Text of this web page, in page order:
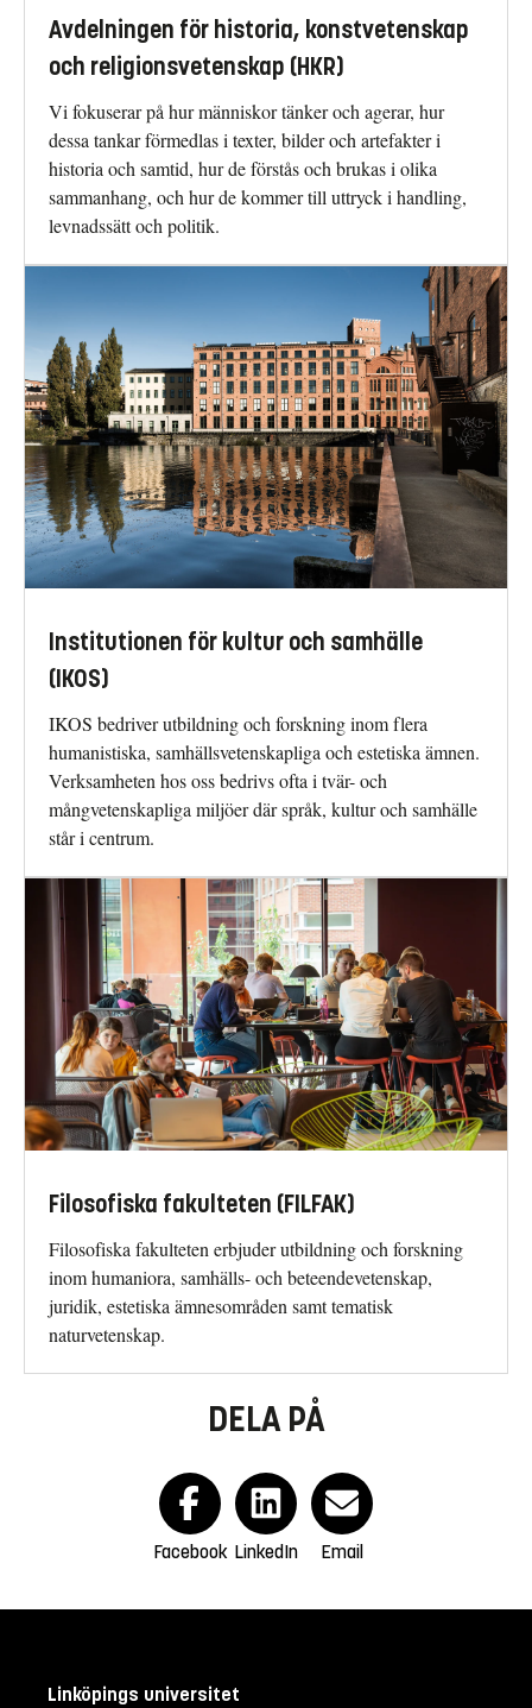
Avdelningen för historia, konstvetenskap
och religionsvetenskap (HKR)
Vi fokuserar på hur människor tänker och agerar, hur
dessa tankar förmedlas i texter, bilder och artefakter i
historia och samtid, hur de förstås och brukas i olika
sammanhang, och hur de kommer till uttryck i handling,
levnadssätt och politik.
Institutionen för kultur och samhälle
(IKOS)
IKOS bedriver utbildning och forskning inom flera
humanistiska, samhällsvetenskapliga och estetiska ämnen.
Verksamheten hos oss bedrivs ofta i tvär- och
mångvetenskapliga miljöer där språk, kultur och samhälle
står i centrum.
Filosofiska fakulteten (FILFAK)
Filosofiska fakulteten erbjuder utbildning och forskning
inom humaniora, samhälls- och beteendevetenskap,
juridik, estetiska ämnesområden samt tematisk
naturvetenskap.
DELA PÅ
Facebook LinkedIn Email
Linköpings universitet